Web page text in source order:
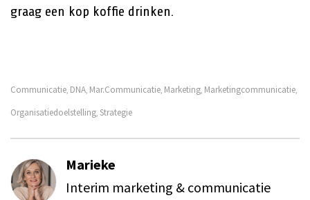
graag een kop koffie drinken.
Communicatie DNA Mar.communicatie Marketing Marketingcommunicatie
Organisatiedoelstelling Strategie
Marieke
Interim marketing & communicatie